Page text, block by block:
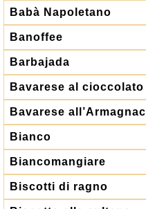
Babà Napoletano
Banoffee
Barbajada
Bavarese al cioccolato
Bavarese all’Armagnac
Bianco
Biancomangiare
Biscotti di ragno